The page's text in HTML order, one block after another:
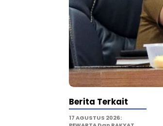
Berita Terkait
17 AGUSTUS 2026: